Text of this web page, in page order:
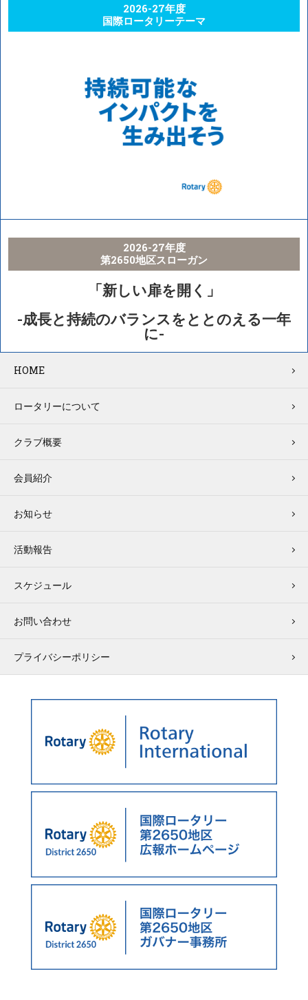
2026-27年度
国際ロータリーテーマ
2026-27年度
第2650地区スローガン
「新しい扉を開く」
-成長と持続のバランスをととのえる一年
に-
HOME
ロータリーについて
クラブ概要
会員紹介
お知らせ
活動報告
スケジュール
お問い合わせ
プライバシーポリシー